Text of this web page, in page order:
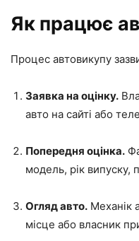
Як працює
Процес автовикупу
Заявка на оцінку.
авто на сайті або
Попередня оцінка.
модель, рік випуску,
Огляд авто. Механік
місце або власник